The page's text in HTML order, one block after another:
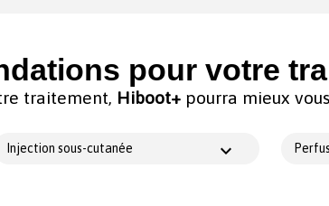
pour votre
traitement, Hiboot+ pourra mieux
Injection sous-cutanée